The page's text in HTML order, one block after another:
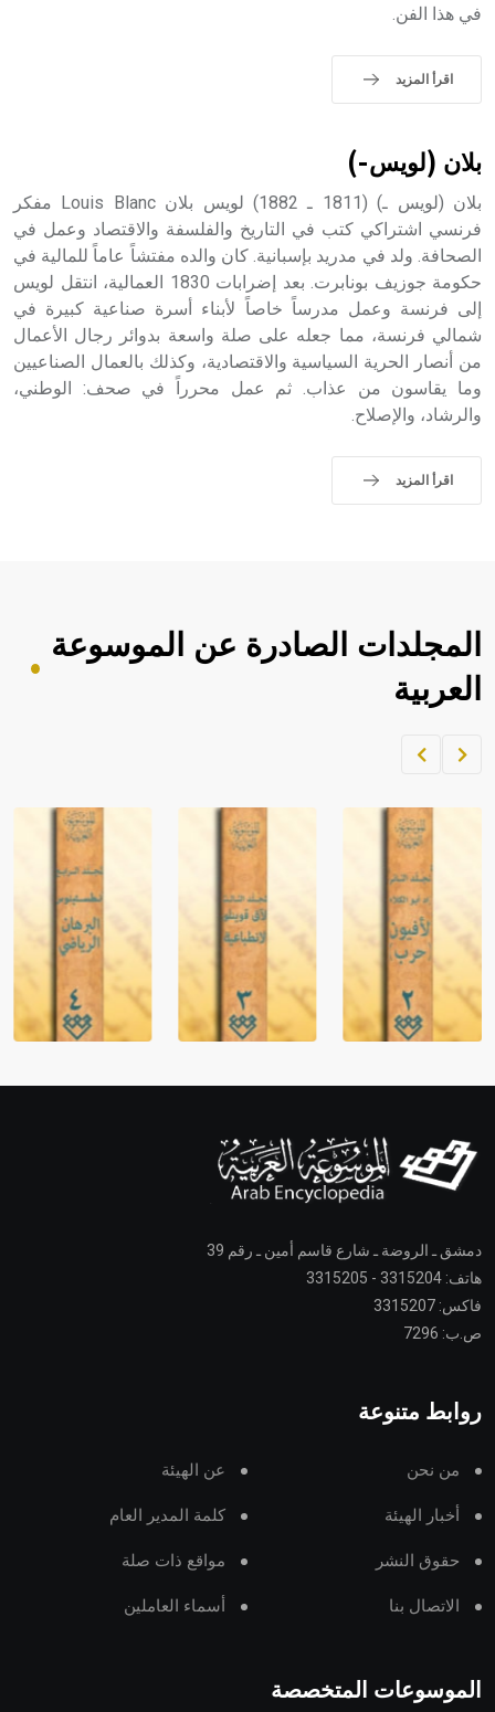
sign تكتب منفصلة غير متصلة، وتعتمد المبدأ الأكوروفوني،
في هذا الفن.
اقرأ المزيد
بلان (لويس-)
بلان (لويس ـ) (1811 ـ 1882) لويس بلان Louis Blanc مفكر
فرنسي اشتراكي كتب في التاريخ والفلسفة والاقتصاد وعمل في
الصحافة. ولد في مدريد بإسبانية. كان والده مفتشاً عاماً للمالية في
حكومة جوزيف بونابرت. بعد إضرابات 1830 العمالية، انتقل لويس
إلى فرنسة وعمل مدرساً خاصاً لأبناء أسرة صناعية كبيرة في
شمالي فرنسة، مما جعله على صلة واسعة بدوائر رجال الأعمال
من أنصار الحرية السياسية والاقتصادية، وكذلك بالعمال الصناعيين
وما يقاسون من عذاب. ثم عمل محرراً في صحف: الوطني،
والرشاد، والإصلاح.
اقرأ المزيد
المجلدات الصادرة عن الموسوعة
العربية
دمشق ـ الروضة ـ شارع قاسم أمين ـ رقم 39
هاتف: 3315204 - 3315205
فاكس: 3315207
ص.ب: 7296
روابط متنوعة
من نحن عن الهيئة
أخبار الهيئة كلمة المدير العام
حقوق النشر مواقع ذات صلة
الاتصال بنا أسماء العاملين
الموسوعات المتخصصة